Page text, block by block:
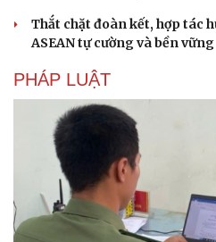
Du lịch
Thắt chặt đoàn kết, hợp tác
ASEAN tự cường và bền vững
PHÁP LUẬT